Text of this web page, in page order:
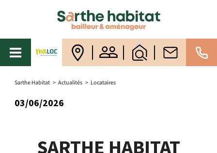
Sarthe Habitat > Actualités > Locataires
03/06/2026